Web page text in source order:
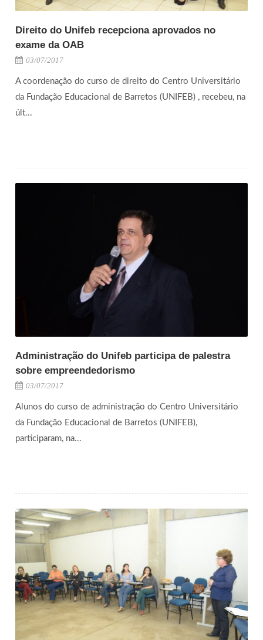
Direito do Unifeb recepciona aprovados no
exame da OAB
03/07/2017
A coordenação do curso de direito do Centro Universitário
da Fundação Educacional de Barretos (UNIFEB) , recebeu, na
últ...
Administração do Unifeb participa de palestra
sobre empreendedorismo
03/07/2017
Alunos do curso de administração do Centro Universitário
da Fundação Educacional de Barretos (UNIFEB),
participaram, na...